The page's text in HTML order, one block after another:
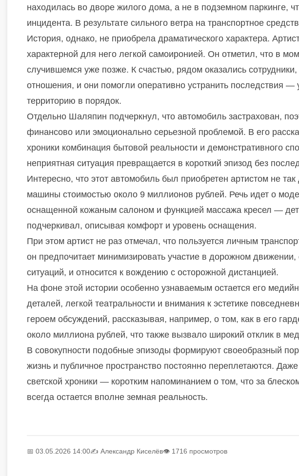
находилась во дворе жилого дома, а не в подземном паркинге,
инцидента. В результате сильного ветра на транспортное
История, однако, не приобрела драматического характера.
характерной для него легкой самоиронией. Он отметил, что в
случившемся уже позже. К счастью, рядом оказались
отношения, и они помогли оперативно устранить последствия —
территорию в порядок.
Отдельно Шаляпин подчеркнул, что автомобиль застрахован,
финансово или эмоционально серьезной проблемой. В его
хроники комбинация бытовой реальности и демонстративного
неприятная ситуация превращается в короткий эпизод без
Интересно, что этот автомобиль был приобретен артистом не
машины стоимостью около 9 миллионов рублей. Речь идет о
оснащенной кожаным салоном и функцией массажа кресел —
подчеркивал, описывая комфорт и уровень оснащения.
При этом артист не раз отмечал, что пользуется личным
он предпочитает минимизировать участие в дорожном
ситуаций, и относится к вождению с осторожной дистанцией.
На фоне этой истории особенно узнаваемым остается его
деталей, легкой театральности и внимания к эстетике
героем обсуждений, рассказывая, например, о том, как в его
около миллиона рублей, что также вызвало широкий отклик в
В совокупности подобные эпизоды формируют своеобразный
жизнь и публичное пространство постоянно переплетаются.
светской хроники — коротким напоминанием о том, что за
всегда остается вполне земная реальность.
📅 03.05.2026 14:00✍️ Александр Киселёв👁 1716 просмотров